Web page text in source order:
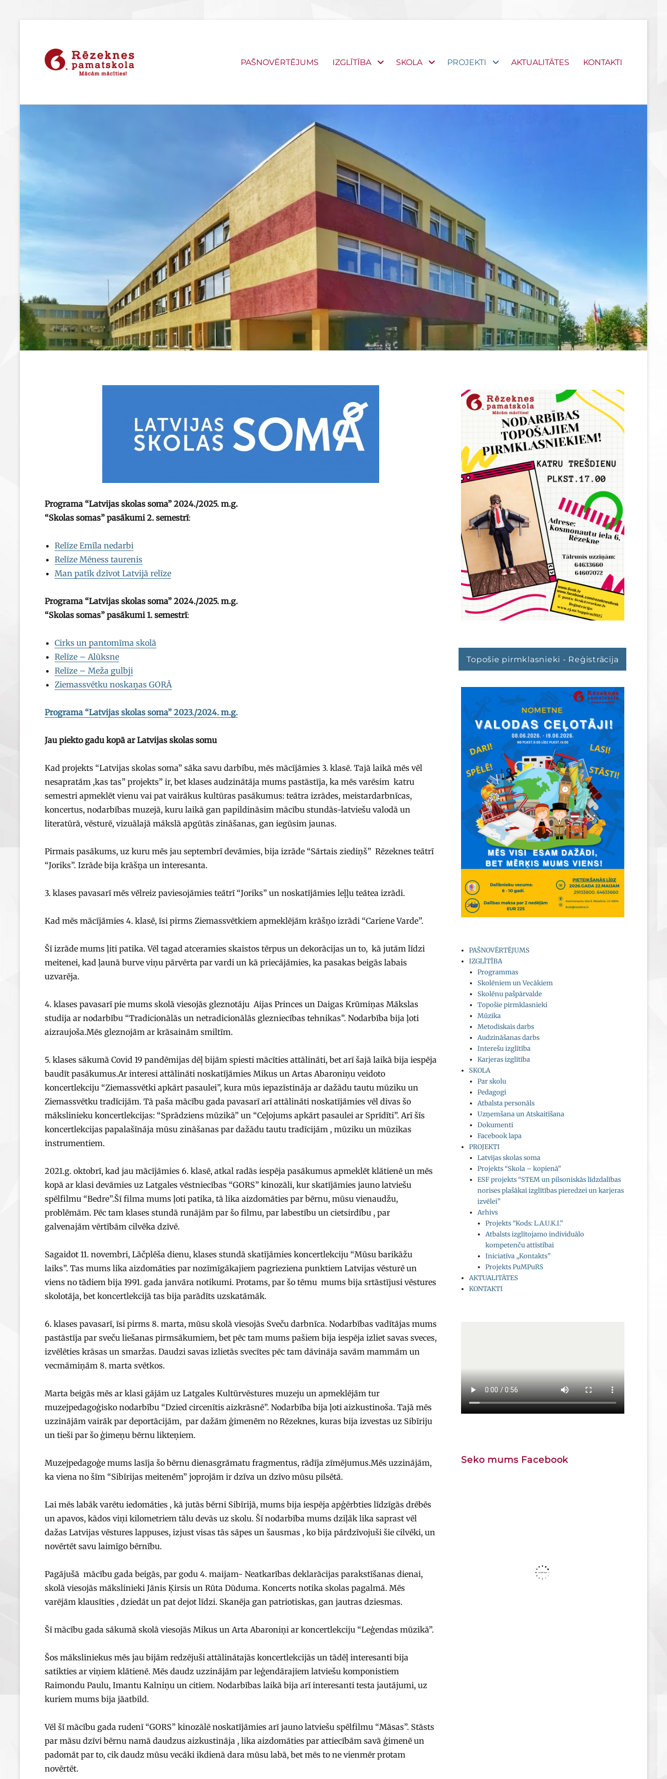
Primary
PAŠNOVĒRTĒJUMS IZGLĪTĪBA SKOLA PROJEKTI AKTUALITĀTES KONTAKTI
Programa “Latvijas skolas soma” 2024./2025. m.g.
“Skolas somas” pasākumi 2. semestrī:
Relīze Emīla nedarbi
Relīze Mēness taurenis
Man patīk dzīvot Latvijā relīze
Programa “Latvijas skolas soma” 2024./2025. m.g.
“Skolas somas” pasākumi 1. semestrī:
Cirks un pantomīma skolā
Relīze – Alūksne
Relīze – Meža gulbji
Ziemassvētku noskaņas GORĀ
Programa “Latvijas skolas soma” 2023./2024. m.g.
Jau piekto gadu kopā ar Latvijas skolas somu
Kad projekts “Latvijas skolas soma” sāka savu darbību, mēs mācījāmies 3. klasē. Tajā laikā mēs vēl
nesapratām ,kas tas” projekts” ir, bet klases audzinātāja mums pastāstīja, ka mēs varēsim katru
semestri apmeklēt vienu vai pat vairākus kultūras pasākumus: teātra izrādes, meistardarbnīcas,
koncertus, nodarbības muzejā, kuru laikā gan papildināsim mācību stundās-latviešu valodā un
literatūrā, vēsturē, vizuālajā mākslā apgūtās zināšanas, gan iegūsim jaunas.
Pirmais pasākums, uz kuru mēs jau septembrī devāmies, bija izrāde “Sārtais ziediņš” Rēzeknes teātrī
“Joriks”. Izrāde bija krāšņa un interesanta.
3. klases pavasarī mēs vēlreiz paviesojāmies teātrī “Joriks” un noskatījāmies leļļu teātea izrādi.
Kad mēs mācījāmies 4. klasē, īsi pirms Ziemassvētkiem apmeklējām krāšņo izrādi “Cariene Varde”.
Šī izrāde mums ļiti patika. Vēl tagad atceramies skaistos tērpus un dekorācijas un to, kā jutām līdzi
meitenei, kad ļaunā burve viņu pārvērta par vardi un kā priecājāmies, ka pasakas beigās labais
uzvarēja.
4. klases pavasarī pie mums skolā viesojās gleznotāju Aijas Princes un Daigas Krūmiņas Mākslas
studija ar nodarbību “Tradicionālās un netradicionālās glezniecības tehnikas”. Nodarbība bija ļoti
aizraujoša.Mēs gleznojām ar krāsainām smiltīm.
5. klases sākumā Covid 19 pandēmijas dēļ bijām spiesti mācīties attālināti, bet arī šajā laikā bija iespēja
baudīt pasākumus.Ar interesi attālināti noskatījāmies Mikus un Artas Abaroniņu veidoto
koncertlekciju “Ziemassvētki apkārt pasaulei”, kura mūs iepazīstināja ar dažādu tautu mūziku un
Ziemassvētku tradīcijām. Tā paša mācību gada pavasarī arī attālināti noskatījāmies vēl divas šo
mākslinieku koncertlekcijas: “Sprādziens mūzikā” un “Ceļojums apkārt pasaulei ar Sprīdīti”. Arī šīs
koncertlekcijas papalašīnāja mūsu zināšanas par dažādu tautu tradīcijām , mūziku un mūzikas
instrumentiem.
2021.g. oktobrī, kad jau mācījāmies 6. klasē, atkal radās iespēja pasākumus apmeklēt klātienē un mēs
kopā ar klasi devāmies uz Latgales vēstniecības “GORS” kinozāli, kur skatījāmies jauno latviešu
spēlfilmu “Bedre”.Šī filma mums ļoti patika, tā lika aizdomāties par bērnu, mūsu vienaudžu,
problēmām. Pēc tam klases stundā runājām par šo filmu, par labestību un cietsirdību , par
galvenajām vērtībām cilvēka dzīvē.
Sagaidot 11. novembri, Lāčplēša dienu, klases stundā skatījāmies koncertlekciju “Mūsu barikāžu
laiks”. Tas mums lika aizdomāties par nozīmīgākajiem pagrieziena punktiem Latvijas vēsturē un
viens no tādiem bija 1991. gada janvāra notikumi. Protams, par šo tēmu mums bija srtāstījusi vēstures
skolotāja, bet koncertlekcijā tas bija parādīts uzskatāmāk.
6. klases pavasarī, īsi pirms 8. marta, mūsu skolā viesojās Sveču darbnīca. Nodarbības vadītājas mums
pastāstīja par sveču liešanas pirmsākumiem, bet pēc tam mums pašiem bija iespēja izliet savas sveces,
izvēlēties krāsas un smaržas. Daudzi savas izlietās svecītes pēc tam dāvināja savām mammām un
vecmāmiņām 8. marta svētkos.
Marta beigās mēs ar klasi gājām uz Latgales Kultūrvēstures muzeju un apmeklējām tur
muzejpedagoģisko nodarbību “Dzied circenītis aizkrāsnē”. Nodarbība bija ļoti aizkustinoša. Tajā mēs
uzzinājām vairāk par deportācijām, par dažām ģimenēm no Rēzeknes, kuras bija izvestas uz Sibīriju
un tieši par šo ģimeņu bērnu likteņiem.
Muzejpedagoģe mums lasīja šo bērnu dienasgrāmatu fragmentus, rādīja zīmējumus.Mēs uzzinājām,
ka viena no šīm “Sibīrijas meitenēm” joprojām ir dzīva un dzīvo mūsu pilsētā.
Lai mēs labāk varētu iedomāties , kā jutās bērni Sibīrijā, mums bija iespēja apģērbties līdzīgās drēbēs
un apavos, kādos viņi kilometriem tālu devās uz skolu. Šī nodarbība mums dziļāk lika saprast vēl
dažas Latvijas vēstures lappuses, izjust visas tās sāpes un šausmas , ko bija pārdzīvojuši šie cilvēki, un
novērtēt savu laimīgo bērnību.
Pagājušā mācību gada beigās, par godu 4. maijam- Neatkarības deklarācijas parakstīšanas dienai,
skolā viesojās mākslinieki Jānis Ķirsis un Rūta Dūduma. Koncerts notika skolas pagalmā. Mēs
varējām klausīties , dziedāt un pat dejot līdzi. Skanēja gan patriotiskas, gan jautras dziesmas.
Šī mācību gada sākumā skolā viesojās Mikus un Arta Abaroniņi ar koncertlekciju “Leģendas mūzikā”.
Šos māksliniekus mēs jau bijām redzējuši attālinātajās koncertlekcijās un tādēļ interesanti bija
satikties ar viņiem klātienē. Mēs daudz uzzinājām par leģendārajiem latviešu komponistiem
Raimondu Paulu, Imantu Kalniņu un citiem. Nodarbības laikā bija arī interesanti testa jautājumi, uz
kuriem mums bija jāatbild.
Vēl šī mācību gada rudenī “GORS” kinozālē noskatījāmies arī jauno latviešu spēlfilmu “Māsas”. Stāsts
par māsu dzīvi bērnu namā daudzus aizkustināja , lika aizdomāties par attiecībām savā ģimenē un
padomāt par to, cik daudz mūsu vecāki ikdienā dara mūsu labā, bet mēs to ne vienmēr protam
novērtēt.
Topošie pirmklasnieki - Reģistrācija
PAŠNOVĒRTĒJUMS
IZGLĪTĪBA
Programmas
Skolēniem un Vecākiem
Skolēnu pašpārvalde
Topošie pirmklasnieki
Mūzika
Metodiskais darbs
Audzināšanas darbs
Interešu izglītība
Karjeras izglītība
SKOLA
Par skolu
Pedagogi
Atbalsta personāls
Uzņemšana un Atskaitīšana
Dokumenti
Facebook lapa
PROJEKTI
Latvijas skolas soma
Projekts “Skola – kopienā”
ESF projekts “STEM un pilsoniskās līdzdalības
norises plašākai izglītības pieredzei un karjeras
izvēlei”
Arhivs
Projekts “Kods: L.A.U.K.I.”
Atbalsts izglītojamo individuālo
kompetenču attīstībai
Iniciatīva „Kontakts”
Projekts PuMPuRS
AKTUALITĀTES
KONTAKTI
Seko mums Facebook